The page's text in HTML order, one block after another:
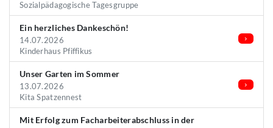
Sozialpädagogische Tagesgruppe
Ein herzliches Dankeschön!
14.07.2026
Kinderhaus Pfiffikus
Unser Garten im Sommer
13.07.2026
Kita Spatzennest
Mit Erfolg zum Facharbeiterabschluss in der